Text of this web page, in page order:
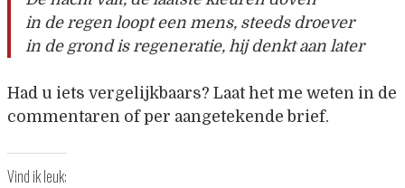
in de regen loopt een mens, steeds droever
in de grond is regeneratie, hij denkt aan later
Had u iets vergelijkbaars? Laat het me weten in de
commentaren of per aangetekende brief.
Vind ik leuk: